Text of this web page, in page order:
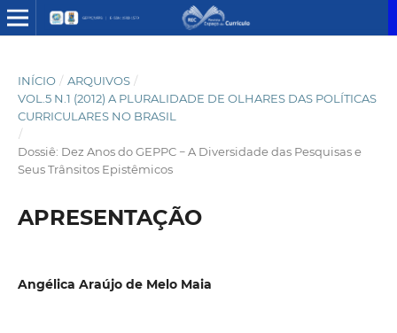
INÍCIO / ARQUIVOS /
VOL.5 N.1 (2012) A PLURALIDADE DE OLHARES DAS POLÍTICAS
CURRICULARES NO BRASIL
/
Dossiê: Dez Anos do GEPPC − A Diversidade das Pesquisas e
Seus Trânsitos Epistêmicos
APRESENTAÇÃO
Angélica Araújo de Melo Maia